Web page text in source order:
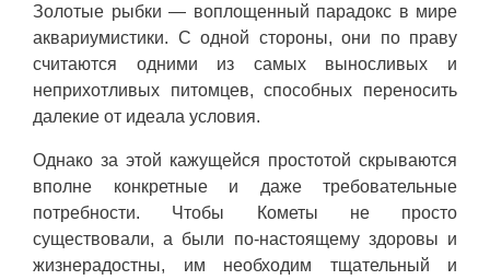
Золотые рыбки — воплощенный парадокс в мире
аквариумистики. С одной стороны, они по праву
считаются одними из самых выносливых и
неприхотливых питомцев, способных переносить
далекие от идеала условия.
Однако за этой кажущейся простотой скрываются
вполне конкретные и даже требовательные
потребности. Чтобы Кометы не просто
существовали, а были по-настоящему здоровы и
жизнерадостны, им необходим тщательный и